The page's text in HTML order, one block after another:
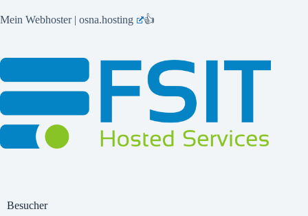
Mein Webhoster | osna.hosting 👍
Besucher